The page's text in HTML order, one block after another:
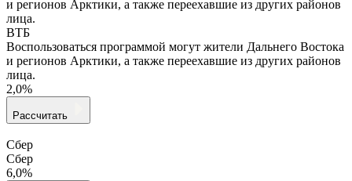
и регионов Арктики, а также переехавшие из других районов
лица.
ВТБ
Воспользоваться программой могут жители Дальнего Востока
и регионов Арктики, а также переехавшие из других районов
лица.
2,0%
Рассчитать
Сбер
Сбер
6,0%